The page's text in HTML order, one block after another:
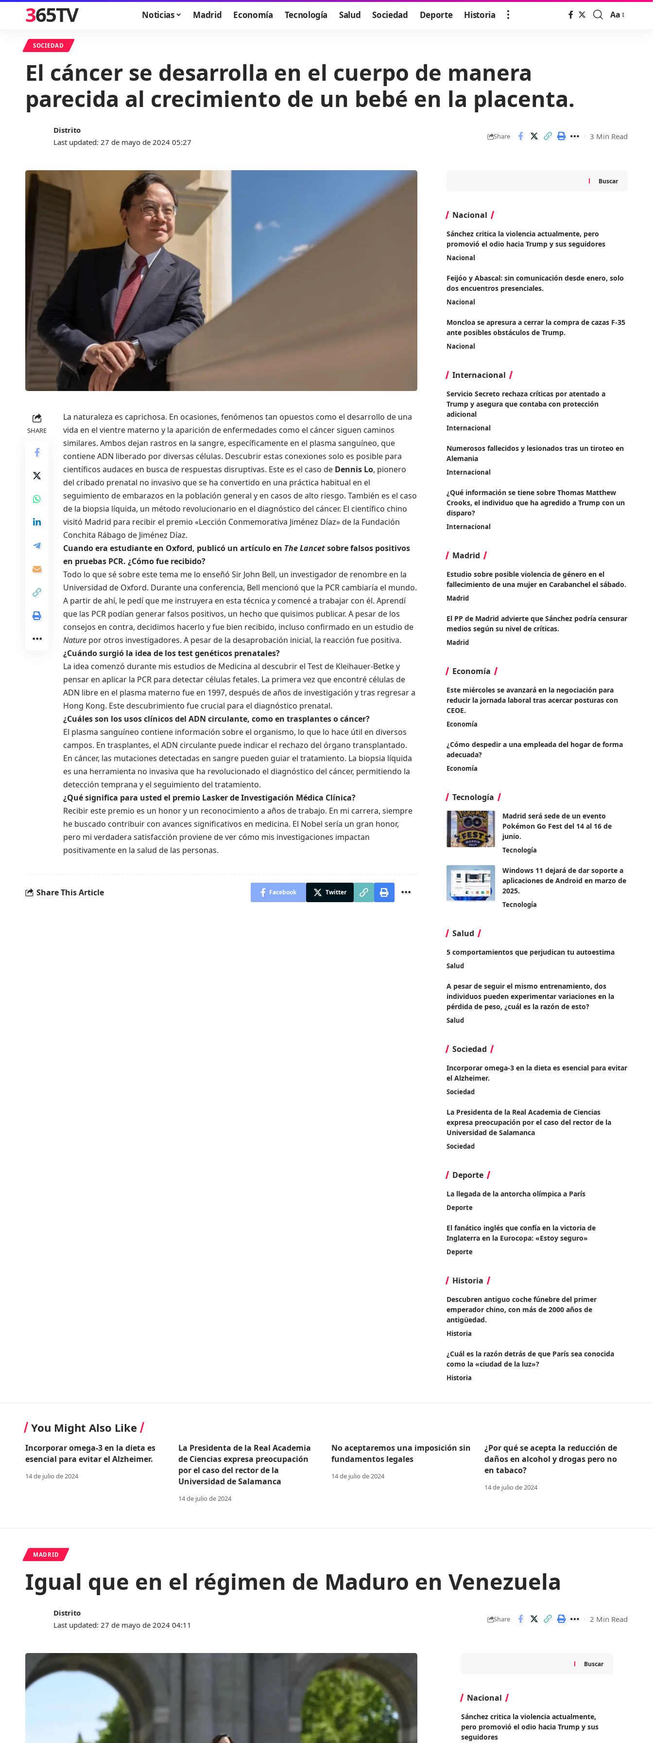
365TV Noticias Madrid Economía Tecnología Salud Sociedad Deporte Historia
Font
Aa
SOCIEDAD
El cáncer se desarrolla en el cuerpo de manera
parecida al crecimiento de un bebé en la placenta.
Last updated: 27 de mayo de 2024 05:27
Distrito
Share 3 Min Read
SHARE
La naturaleza es caprichosa. En ocasiones, fenómenos tan opuestos como el desarrollo de una
vida en el vientre materno y la aparición de enfermedades como el cáncer siguen caminos
similares. Ambos dejan rastros en la sangre, específicamente en el plasma sanguíneo, que
contiene ADN liberado por diversas células. Descubrir estas conexiones solo es posible para
científicos audaces en busca de respuestas disruptivas. Este es el caso de Dennis Lo, pionero
del cribado prenatal no invasivo que se ha convertido en una práctica habitual en el
seguimiento de embarazos en la población general y en casos de alto riesgo. También es el caso
de la biopsia líquida, un método revolucionario en el diagnóstico del cáncer. El científico chino
visitó Madrid para recibir el premio «Lección Conmemorativa Jiménez Díaz» de la Fundación
Conchita Rábago de Jiménez Díaz.
Cuando era estudiante en Oxford, publicó un artículo en The Lancetsobre falsos positivos
en pruebas PCR. ¿Cómo fue recibido?
Todo lo que sé sobre este tema me lo enseñó Sir John Bell, un investigador de renombre en la
Universidad de Oxford. Durante una conferencia, Bell mencionó que la PCR cambiaría el mundo.
A partir de ahí, le pedí que me instruyera en esta técnica y comencé a trabajar con él. Aprendí
que las PCR podían generar falsos positivos, un hecho que quisimos publicar. A pesar de los
consejos en contra, decidimos hacerlo y fue bien recibido, incluso confirmado en un estudio de
Nature por otros investigadores. A pesar de la desaprobación inicial, la reacción fue positiva.
¿Cuándo surgió la idea de los test genéticos prenatales?
La idea comenzó durante mis estudios de Medicina al descubrir el Test de Kleihauer-Betke y
pensar en aplicar la PCR para detectar células fetales. La primera vez que encontré células de
ADN libre en el plasma materno fue en 1997, después de años de investigación y tras regresar a
Hong Kong. Este descubrimiento fue crucial para el diagnóstico prenatal.
¿Cuáles son los usos clínicos del ADN circulante, como en trasplantes o cáncer?
El plasma sanguíneo contiene información sobre el organismo, lo que lo hace útil en diversos
campos. En trasplantes, el ADN circulante puede indicar el rechazo del órgano transplantado.
En cáncer, las mutaciones detectadas en sangre pueden guiar el tratamiento. La biopsia líquida
es una herramienta no invasiva que ha revolucionado el diagnóstico del cáncer, permitiendo la
detección temprana y el seguimiento del tratamiento.
¿Qué significa para usted el premio Lasker de Investigación Médica Clínica?
Recibir este premio es un honor y un reconocimiento a años de trabajo. En mi carrera, siempre
he buscado contribuir con avances significativos en medicina. El Nobel sería un gran honor,
pero mi verdadera satisfacción proviene de ver cómo mis investigaciones impactan
positivamente en la salud de las personas.
Share This Article Facebook Twitter
Buscar
Nacional
Sánchez critica la violencia actualmente, pero
promovió el odio hacia Trump y sus seguidores
Nacional
Feijóo y Abascal: sin comunicación desde enero, solo
dos encuentros presenciales.
Nacional
Moncloa se apresura a cerrar la compra de cazas F-35
ante posibles obstáculos de Trump.
Nacional
Internacional
Servicio Secreto rechaza críticas por atentado a
Trump y asegura que contaba con protección
adicional
Internacional
Numerosos fallecidos y lesionados tras un tiroteo en
Alemania
Internacional
¿Qué información se tiene sobre Thomas Matthew
Crooks, el individuo que ha agredido a Trump con un
disparo?
Internacional
Madrid
Estudio sobre posible violencia de género en el
fallecimiento de una mujer en Carabanchel el sábado.
Madrid
El PP de Madrid advierte que Sánchez podría censurar
medios según su nivel de críticas.
Madrid
Economía
Este miércoles se avanzará en la negociación para
reducir la jornada laboral tras acercar posturas con
CEOE.
Economía
¿Cómo despedir a una empleada del hogar de forma
adecuada?
Economía
Tecnología
Madrid será sede de un evento
Pokémon Go Fest del 14 al 16 de
junio.
Tecnología
Windows 11 dejará de dar soporte a
aplicaciones de Android en marzo de
2025.
Tecnología
Salud
5 comportamientos que perjudican tu autoestima
Salud
A pesar de seguir el mismo entrenamiento, dos
individuos pueden experimentar variaciones en la
pérdida de peso, ¿cuál es la razón de esto?
Salud
Sociedad
Incorporar omega-3 en la dieta es esencial para evitar
el Alzheimer.
Sociedad
La Presidenta de la Real Academia de Ciencias
expresa preocupación por el caso del rector de la
Universidad de Salamanca
Sociedad
Deporte
La llegada de la antorcha olímpica a París
Deporte
El fanático inglés que confía en la victoria de
Inglaterra en la Eurocopa: «Estoy seguro»
Deporte
Historia
Descubren antiguo coche fúnebre del primer
emperador chino, con más de 2000 años de
antigüedad.
Historia
¿Cuál es la razón detrás de que París sea conocida
como la «ciudad de la luz»?
Historia
You Might Also Like
Incorporar omega-3 en la dieta es
esencial para evitar el Alzheimer.
14 de julio de 2024
La Presidenta de la Real Academia
de Ciencias expresa preocupación
por el caso del rector de la
Universidad de Salamanca
14 de julio de 2024
No aceptaremos una imposición sin
fundamentos legales
14 de julio de 2024
¿Por qué se acepta la reducción de
daños en alcohol y drogas pero no
en tabaco?
14 de julio de 2024
MADRID
Igual que en el régimen de Maduro en Venezuela
Last updated: 27 de mayo de 2024 04:11
Distrito
Share 2 Min Read
Buscar
Nacional
Sánchez critica la violencia actualmente,
pero promovió el odio hacia Trump y sus
seguidores